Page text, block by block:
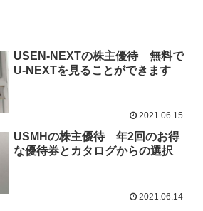
USEN-NEXTの株主優待 無料で
U-NEXTを見ることができます
2021.06.15
USMHの株主優待 年2回のお得
な優待券とカタログからの選択
2021.06.14